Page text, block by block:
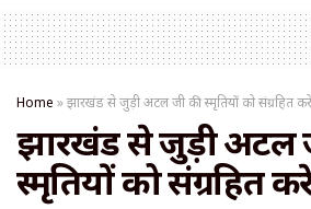
Home »झारखंड से जुड़ी अटल जी की स्मृतियों को संग्रहित
झारखंड से जुड़ी अटल
स्मृतियों को संग्रहित